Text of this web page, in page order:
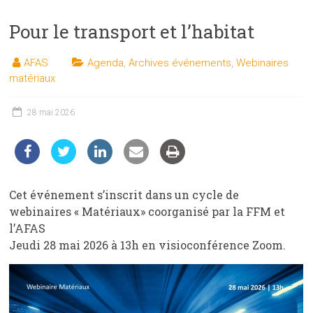
les
et
les
auprès
public
Pour le transport et l’habitat
AFAS Agenda,Archives événements,Webinaires
matériaux
28 mai 2026
Cet événement s’inscrit dans un cycle de
webinaires « Matériaux» coorganisé par la FFM et
l’AFAS
Jeudi 28 mai 2026 à 13h en visioconférence Zoom.